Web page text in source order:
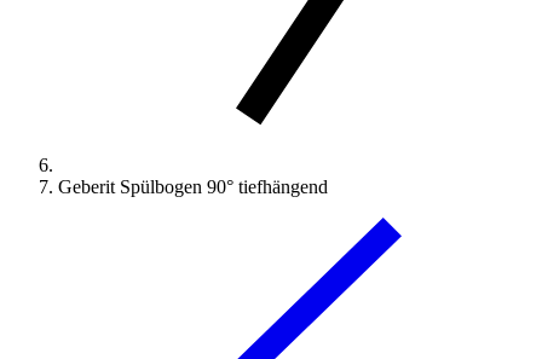
Geberit Spülbogen 90° tiefhängend